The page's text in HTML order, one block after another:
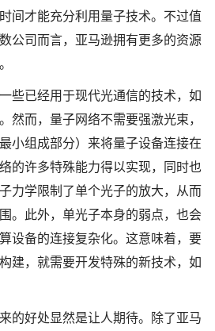
间才能充分利用量子技术。不过值
公司而言，亚马逊拥有更多的资源
些已经用于现代光通信的技术，如
然而，量子网络不需要强激光束，
小组成部分）来将量子设备连接在
的许多特殊能力得以实现，同时也
力学限制了单个光子的放大，从而
。此外，单光子本身的弱点，也会
设备的连接复杂化。这意味着，要
建，就需要开发特殊的新技术，如
的好处显然是让人期待。除了亚马